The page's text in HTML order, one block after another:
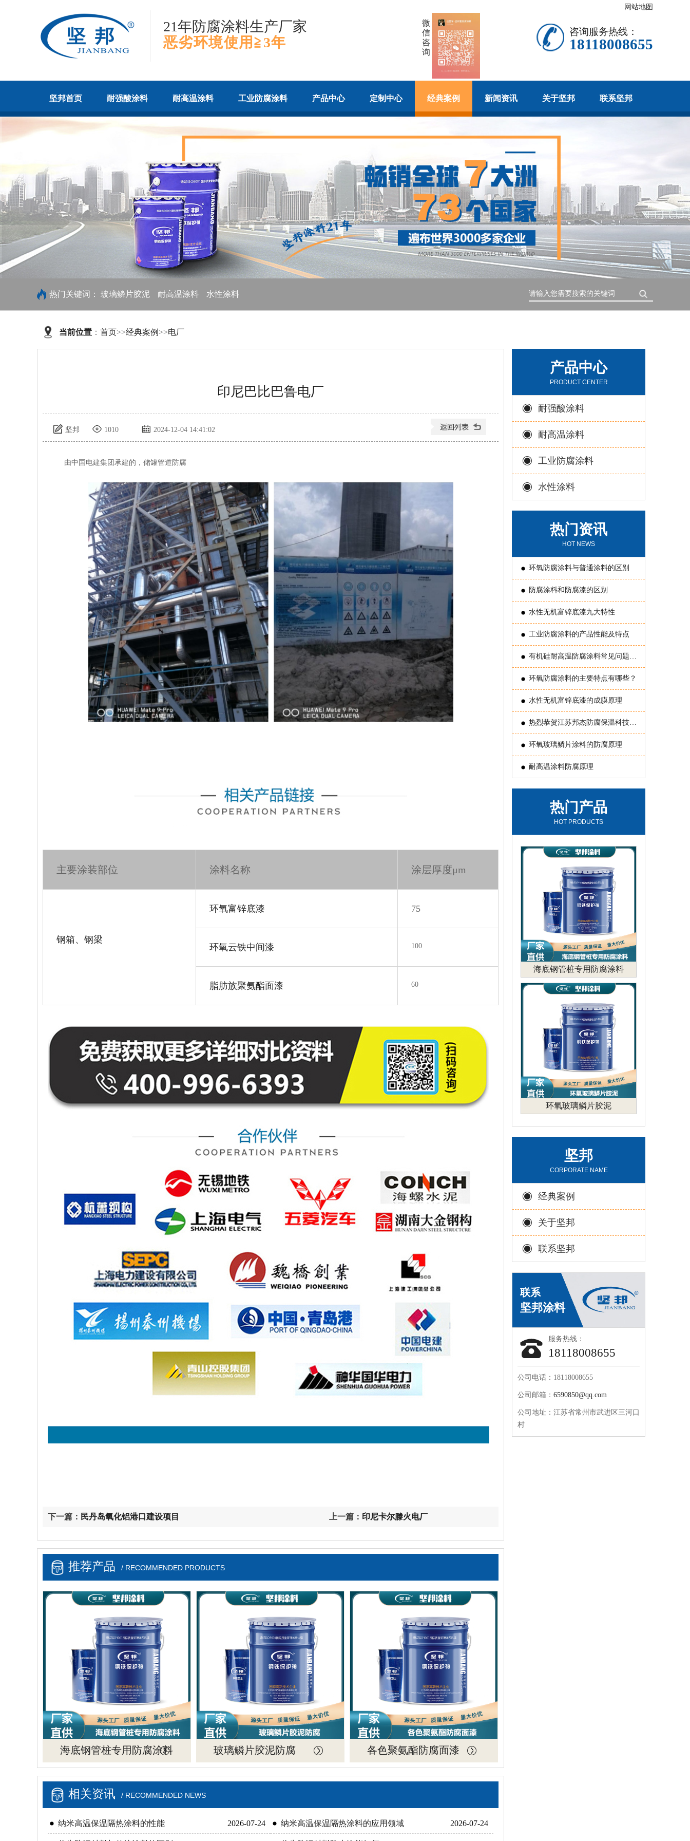
21年防腐涂料生产厂家
恶劣环境使用≧3年
微
信
咨
询
咨询服务热线：
18118008655
网站地图
坚邦首页 耐强酸涂料 耐高温涂料 工业防腐涂料 产品中心 定制中心 经典案例 新闻资讯 关于坚邦 联系坚邦
搜索
热门关键词： 玻璃鳞片胶泥 耐高温涂料 水性涂料
当前位置 ： 首页>>经典案例 >>电厂
印尼巴比巴鲁电厂
坚邦 1010 2024-12-04 14:41:02
由中国电建集团承建的，储罐管道防腐
主要涂装部位 涂料名称 涂层厚度μm
钢箱、钢梁
环氧富锌底漆 75
环氧云铁中间漆 100
脂肪族聚氨酯面漆 60
上一篇： 印尼卡尔滕火电厂
下一篇： 民丹岛氧化铝港口建设项目
推荐产品 / RECOMMENDED PRODUCTS
海底钢管桩专用防腐涂料 玻璃鳞片胶泥防腐 各色聚氨酯防腐面漆
相关资讯 / RECOMMENDED NEWS
纳米高温保温隔热涂料的性能 2026-07-24 纳米高温保温隔热涂料的应用领域 2026-07-24
产品中心
PRODUCT CENTER
耐强酸涂料
耐高温涂料
工业防腐涂料
水性涂料
热门资讯
HOT NEWS
环氧防腐涂料与普通涂料的区别
防腐涂料和防腐漆的区别
水性无机富锌底漆九大特性
工业防腐涂料的产品性能及特点
有机硅耐高温防腐涂料常见问题原
因分析
环氧防腐涂料的主要特点有哪些？
水性无机富锌底漆的成膜原理
热烈恭贺江苏邦杰防腐保温科技有
限公司 被评为常州国家国家新型涂
料高新技术产业化基地“骨干企业”
环氧玻璃鳞片涂料的防腐原理
耐高温涂料防腐原理
热门产品
HOT PRODUCTS
海底钢管桩专用防腐涂料
环氧玻璃鳞片胶泥
坚邦
CORPORATE NAME
经典案例
关于坚邦
联系坚邦
服务热线：
18118008655
公司电话：18118008655
公司邮箱： 6590850@qq.com
公司地址：江苏省常州市武进区三河口
村